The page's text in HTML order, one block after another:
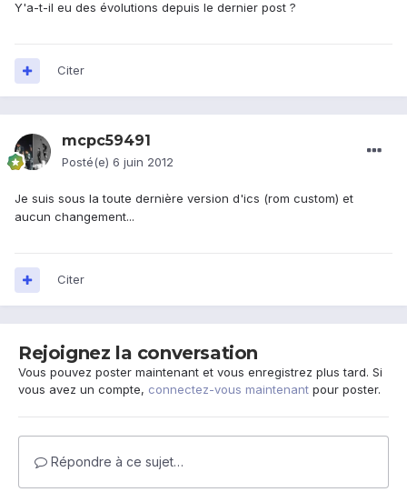
Y'a-t-il eu des évolutions depuis le dernier post ?
Citer
mcpc59491
Posté(e) 6 juin 2012
Je suis sous la toute dernière version d'ics (rom custom) et
aucun changement...
Citer
Rejoignez la conversation
Vous pouvez poster maintenant et vous enregistrez plus tard. Si
vous avez un compte, connectez-vous maintenant pour poster.
Répondre à ce sujet…